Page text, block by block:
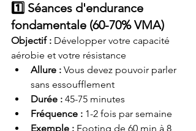
1️⃣ Séances d'endurance
fondamentale (60-70% VMA)
Objectif : Développer votre capacité
aérobie et votre résistance
Allure : Vous devez pouvoir parler
sans essoufflement
Durée : 45-75 minutes
Fréquence : 1-2 fois par semaine
Exemple : Footing de 60 min à 8